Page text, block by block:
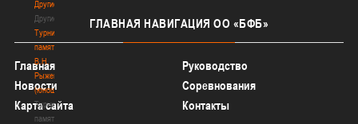
Другие
Другие
Турнир
памяти
В.Н.
Рыженкова
(юноши)
Турнир
памяти
ГЛАВНАЯ НАВИГАЦИЯ ОО «БФБ»
Главная
Руководство
Новости
Соревнования
Карта сайта
Контакты